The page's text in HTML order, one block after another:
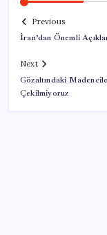
Previous
İran’dan Önemli
Next
Gözaltındaki
Çekilmiyoruz